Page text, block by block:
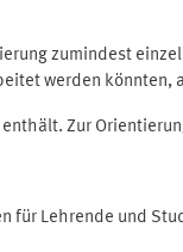
zumindest
werden könnten,
Zur
Lehrende und